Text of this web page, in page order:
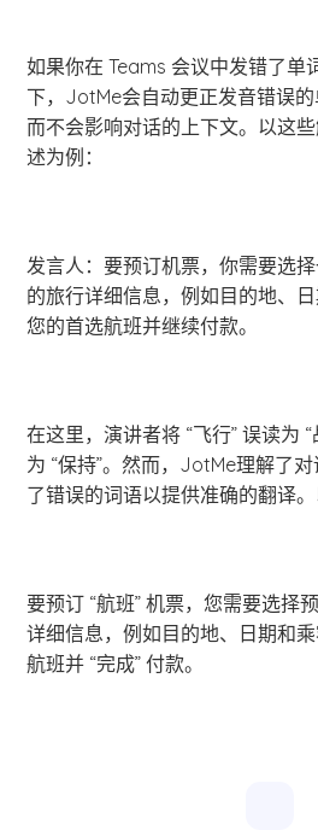
如果你在 Teams 会议中发错了单
下，JotMe会自动更正发音错误的
而不会影响对话的上下文。以这
述为例：
发言人：要预订机票，你需要选
的旅行详细信息，例如目的地、
您的首选航班并继续付款。
在这里，演讲者将 “飞行” 误读为 “
为 “保持”。然而，JotMe理解了
了错误的词语以提供准确的翻译。
要预订 “航班” 机票，您需要选择
详细信息，例如目的地、日期和
航班并 “完成” 付款。